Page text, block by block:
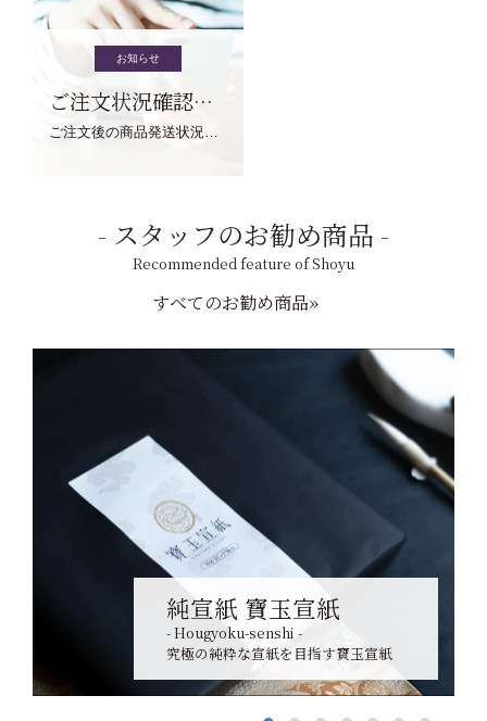
お知らせ
ご注文状況確認について
ご注文後の商品発送状況については、こちらからご確認くださいませ。
スタッフのお勧め商品
Recommended feature of Shoyu
すべてのお勧め商品»
純宣紙 寶玉宣紙
- Hougyoku-senshi -
究極の純粋な宣紙を目指す寶玉宣紙